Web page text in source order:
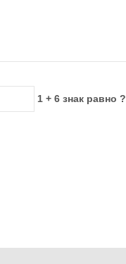
1 + 6 знак равно ?